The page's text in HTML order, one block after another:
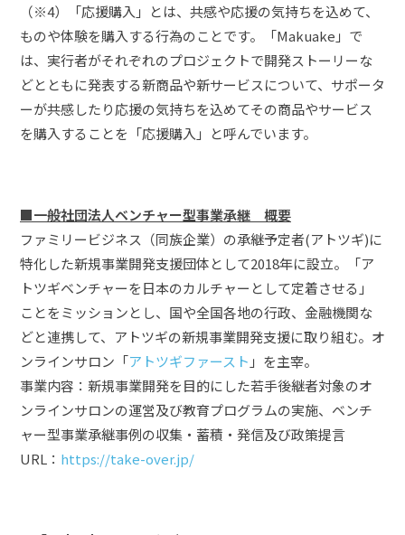
（※4）「応援購入」とは、共感や応援の気持ちを込めて、
ものや体験を購入する行為のことです。「Makuake」で
は、実行者がそれぞれのプロジェクトで開発ストーリーな
どとともに発表する新商品や新サービスについて、サポータ
ーが共感したり応援の気持ちを込めてその商品やサービス
を購入することを「応援購入」と呼んでいます。
■一般社団法人ベンチャー型事業承継 概要
ファミリービジネス（同族企業）の承継予定者(アトツギ)に
特化した新規事業開発支援団体として2018年に設立。「ア
トツギベンチャーを日本のカルチャーとして定着させる」
ことをミッションとし、国や全国各地の行政、金融機関な
どと連携して、アトツギの新規事業開発支援に取り組む。オ
ンラインサロン「アトツギファースト 」を主宰。
事業内容：新規事業開発を目的にした若手後継者対象のオ
ンラインサロンの運営及び教育プログラムの実施、ベンチ
ャー型事業承継事例の収集・蓄積・発信及び政策提言
URL： https://take-over.jp/